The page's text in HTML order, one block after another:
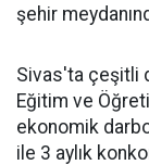
şehir
Sivas'ta çeşitli
Eğitim ve
ekonomik
ile 3 aylık